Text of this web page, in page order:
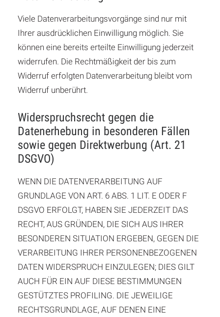
Viele Datenverarbeitungsvorgänge sind nur mit
Ihrer ausdrücklichen Einwilligung möglich. Sie
können eine bereits erteilte Einwilligung jederzeit
widerrufen. Die Rechtmäßigkeit der bis zum
Widerruf erfolgten Datenverarbeitung bleibt vom
Widerruf unberührt.
Widerspruchsrecht gegen die
Datenerhebung in besonderen Fällen
sowie gegen Direktwerbung (Art. 21
DSGVO)
WENN DIE DATENVERARBEITUNG AUF
GRUNDLAGE VON ART. 6 ABS. 1 LIT. E ODER F
DSGVO ERFOLGT, HABEN SIE JEDERZEIT DAS
RECHT, AUS GRÜNDEN, DIE SICH AUS IHRER
BESONDEREN SITUATION ERGEBEN, GEGEN DIE
VERARBEITUNG IHRER PERSONENBEZOGENEN
DATEN WIDERSPRUCH EINZULEGEN; DIES GILT
AUCH FÜR EIN AUF DIESE BESTIMMUNGEN
GESTÜTZTES PROFILING. DIE JEWEILIGE
RECHTSGRUNDLAGE, AUF DENEN EINE